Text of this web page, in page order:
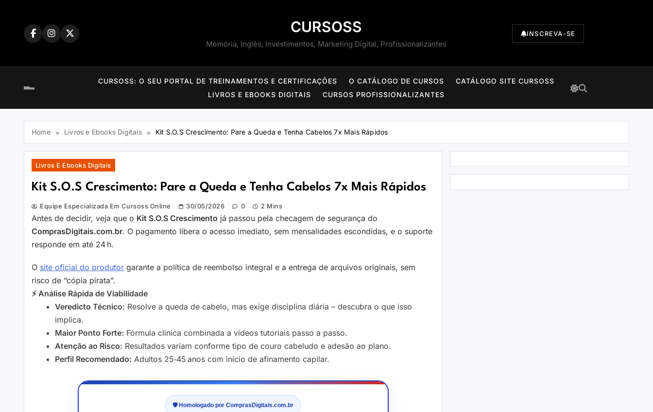
CURSOSS
Memória, Inglês, Investimentos, Marketing Digital, Profissionalizantes
INSCREVA-SE
CURSOSS: O SEU PORTAL DE TREINAMENTOS E CERTIFICAÇÕES O CATÁLOGO DE CURSOS
CATÁLOGO SITE CURSOSS
LIVROS E EBOOKS DIGITAIS
CURSOS PROFISSIONALIZANTES
Home Livros e Ebooks Digitais Kit S.O.S Crescimento: Pare a Queda e Tenha Cabelos 7x Mais Rápidos
Livros E Ebooks Digitais
Kit S.O.S Crescimento: Pare a Queda e Tenha Cabelos 7x Mais Rápidos
Equipe Especializada Em Cursoss Online 30/05/2026 0 2 Mins
Antes de decidir, veja que o Kit S.O.S Crescimento já passou pela checagem de segurança do
ComprasDigitais.com.br. O pagamento libera o acesso imediato, sem mensalidades escondidas, e o suporte
responde em até 24 h.
O site oficial do produtor garante a política de reembolso integral e a entrega de arquivos originais, sem
risco de “cópia pirata”.
⚡ Análise Rápida de Viabilidade
Veredicto Técnico: Resolve a queda de cabelo, mas exige disciplina diária – descubra o que isso
implica.
Maior Ponto Forte: Fórmula clínica combinada a vídeos tutoriais passo a passo.
Atenção ao Risco: Resultados variam conforme tipo de couro cabeludo e adesão ao plano.
Perfil Recomendado: Adultos 25‑45 anos com início de afinamento capilar.
🛡️ Homologado por ComprasDigitais.com.br